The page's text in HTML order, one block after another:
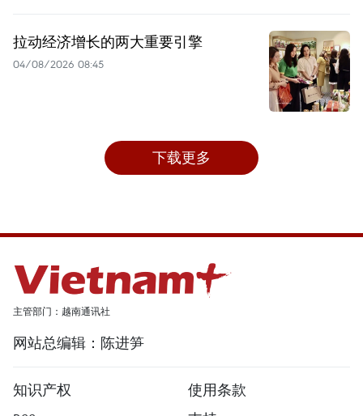
拉动经济增长的两大重要引擎
04/08/2026 08:45
下载更多
主管部门：越南通讯社
网站总编辑：陈进笋
知识产权
使用条款